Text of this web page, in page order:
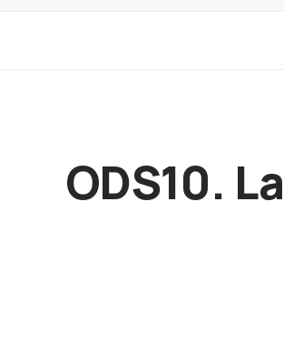
ODS10.